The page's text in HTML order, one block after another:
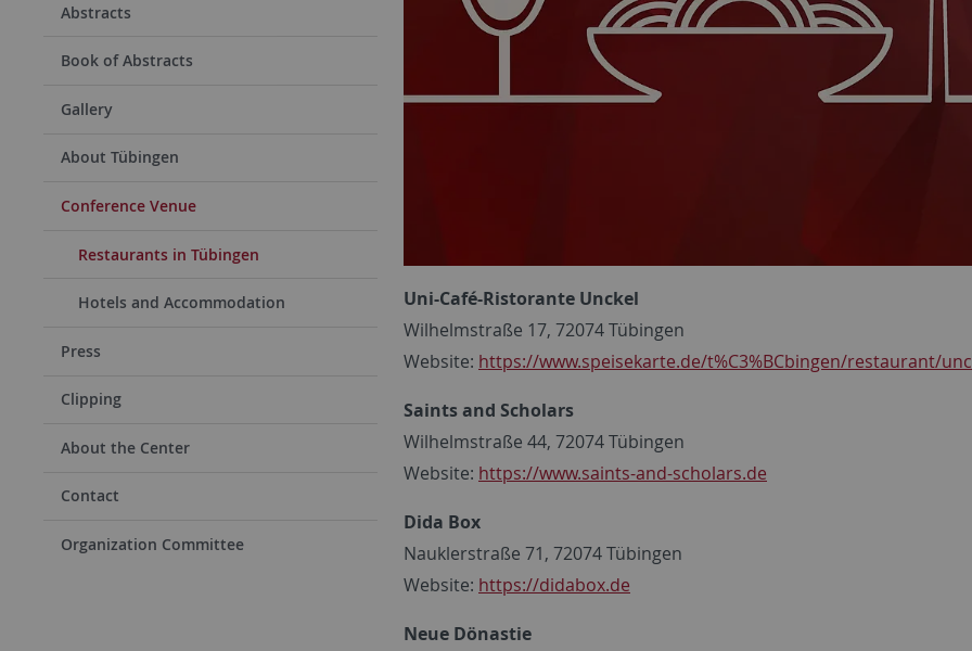
Abstracts
Book of Abstracts
Gallery
About Tübingen
Conference Venue
Restaurants in Tübingen
Hotels and Accommodation
Press
Clipping
About the Center
Contact
Organization Committee
Uni-Café-Ristorante Unckel
Wilhelmstraße 17, 72074 Tübingen
Website: https://www.speisekarte.de/t%C3%BCbingen/restaurant/
Saints and Scholars
Wilhelmstraße 44, 72074 Tübingen
Website: https://www.saints-and-scholars.de
Dida Box
Nauklerstraße 71, 72074 Tübingen
Website: https://didabox.de
Neue Dönastie